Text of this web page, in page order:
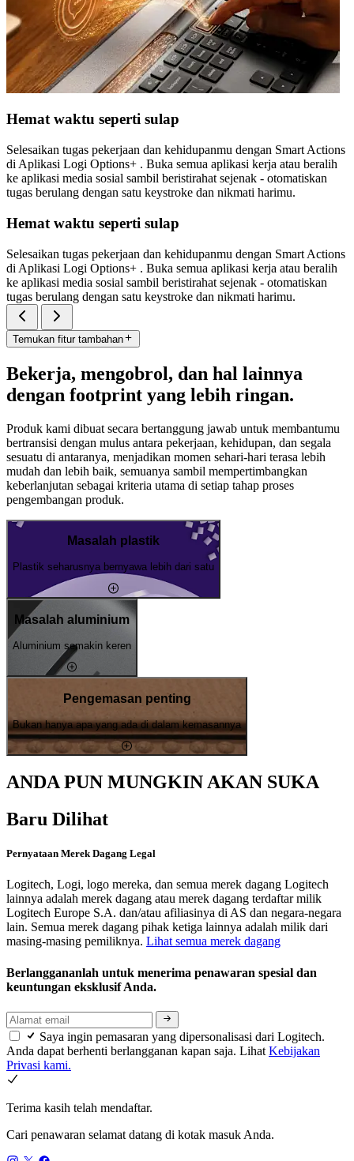
Hemat waktu seperti sulap
Selesaikan tugas pekerjaan dan kehidupanmu dengan Smart Actions
di Aplikasi Logi Options+ . Buka semua aplikasi kerja atau beralih
ke aplikasi media sosial sambil beristirahat sejenak - otomatiskan
tugas berulang dengan satu keystroke dan nikmati harimu.
Hemat waktu seperti sulap
Selesaikan tugas pekerjaan dan kehidupanmu dengan Smart Actions
di Aplikasi Logi Options+ . Buka semua aplikasi kerja atau beralih
ke aplikasi media sosial sambil beristirahat sejenak - otomatiskan
tugas berulang dengan satu keystroke dan nikmati harimu.
Temukan fitur tambahan
Bekerja, mengobrol, dan hal lainnya
dengan footprint yang lebih ringan.
Produk kami dibuat secara bertanggung jawab untuk membantumu
bertransisi dengan mulus antara pekerjaan, kehidupan, dan segala
sesuatu di antaranya, menjadikan momen sehari-hari terasa lebih
mudah dan lebih baik, semuanya sambil mempertimbangkan
keberlanjutan sebagai kriteria utama di setiap tahap proses
pengembangan produk.
Masalah plastik
Plastik seharusnya bernyawa lebih dari satu
Masalah aluminium
Aluminium semakin keren
Pengemasan penting
Bukan hanya apa yang ada di dalam kemasannya
ANDA PUN MUNGKIN AKAN SUKA
Baru Dilihat
Pernyataan Merek Dagang Legal
Logitech, Logi, logo mereka, dan semua merek dagang Logitech
lainnya adalah merek dagang atau merek dagang terdaftar milik
Logitech Europe S.A. dan/atau afiliasinya di AS dan negara-negara
lain. Semua merek dagang pihak ketiga lainnya adalah milik dari
masing-masing pemiliknya. Lihat semua merek dagang
Berlanggananlah untuk menerima penawaran spesial dan
keuntungan eksklusif Anda.
Saya ingin pemasaran yang dipersonalisasi dari Logitech.
Anda dapat berhenti berlangganan kapan saja. Lihat Kebijakan
Privasi kami.
Terima kasih telah mendaftar.
Cari penawaran selamat datang di kotak masuk Anda.